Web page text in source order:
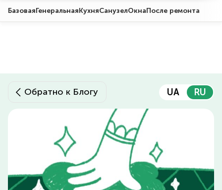
БазоваяГенеральнаяКухняСанузелОкнаПосле ремонта
Обратно к Блогу UA RU